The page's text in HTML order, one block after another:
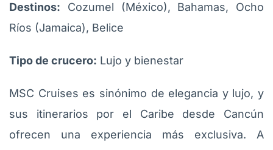
Destinos: Cozumel (México), Bahamas, Ocho
Ríos (Jamaica), Belice
Tipo de crucero: Lujo y bienestar
MSC Cruises es sinónimo de elegancia y lujo, y
sus itinerarios por el Caribe desde Cancún
ofrecen una experiencia más exclusiva. A